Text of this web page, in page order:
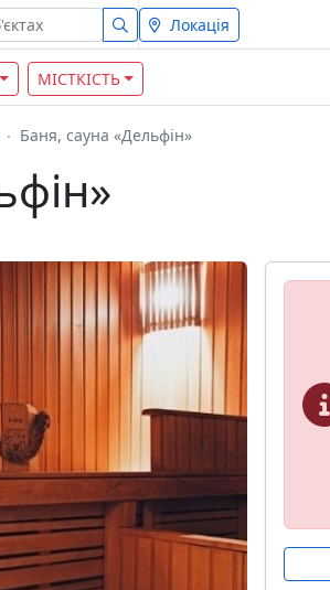
Локація
МІСТКІСТЬ
Баня, сауна «Дельфiн»